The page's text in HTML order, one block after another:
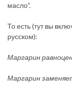
масло”.
То есть (тут вы
русском):
Маргарин
Маргарин